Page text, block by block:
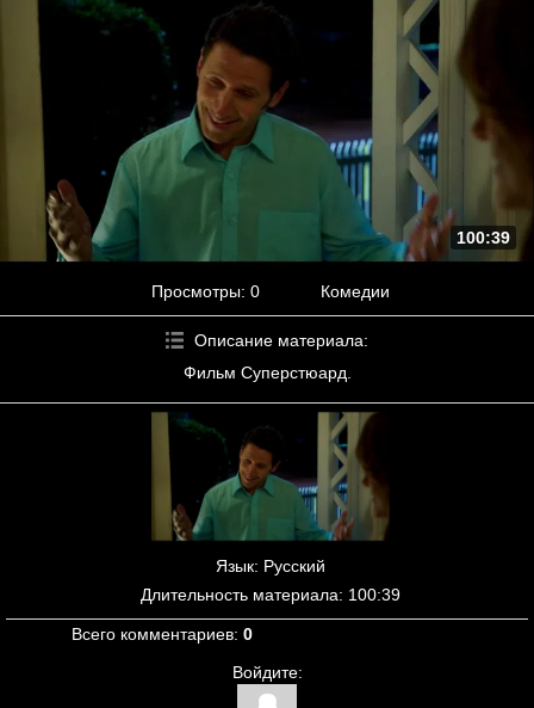
100:39
Просмотры: 0 Комедии
Описание материала:
Фильм Суперстюард.
Язык: Русский
Длительность материала: 100:39
Всего комментариев: 0
Войдите: